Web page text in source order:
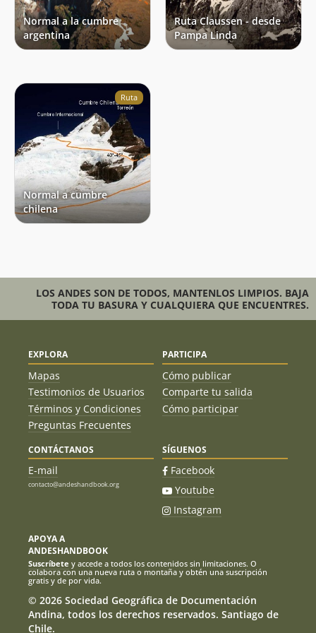
registrarse en pagina del CAB. Refugio Otto en esta fecha se
encontraba abierto para uso público y en excelente estado
pero sin servicio de cocina y otros.
Normal a la cumbre
argentina
Ruta Claussen - desde
Pampa Linda
Ruta
Normal a cumbre
chilena
LOS ANDES SON DE TODOS, MANTENLOS LIMPIOS. BAJA
TODA TU BASURA Y CUALQUIERA QUE ENCUENTRES.
EXPLORA
Mapas
Testimonios de Usuarios
Términos y Condiciones
Preguntas Frecuentes
PARTICIPA
Cómo publicar
Comparte tu salida
Cómo participar
CONTÁCTANOS
E-mail
contacto@andeshandbook.org
SÍGUENOS
Facebook
Youtube
Instagram
APOYA A
ANDESHANDBOOK
Suscríbete y accede a todos los contenidos sin limitaciones. O
colabora con una nueva ruta o montaña y obtén una suscripción
gratis y de por vida.
© 2026 Sociedad Geográfica de Documentación
Andina, todos los derechos reservados. Santiago de
Chile.